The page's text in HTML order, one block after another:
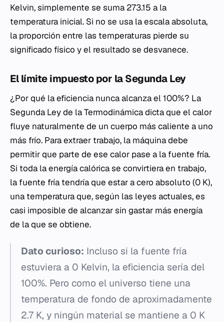
Kelvin, simplemente se suma 273.15 a la
temperatura inicial. Si no se usa la escala absoluta,
la proporción entre las temperaturas pierde su
significado físico y el resultado se desvanece.
El límite impuesto por la Segunda Ley
¿Por qué la eficiencia nunca alcanza el 100%? La
Segunda Ley de la Termodinámica dicta que el calor
fluye naturalmente de un cuerpo más caliente a uno
más frío. Para extraer trabajo, la máquina debe
permitir que parte de ese calor pase a la fuente fría.
Si toda la energía calórica se convirtiera en trabajo,
la fuente fría tendría que estar a cero absoluto (0 K),
una temperatura que, según las leyes actuales, es
casi imposible de alcanzar sin gastar más energía
de la que se obtiene.
Dato curioso: Incluso si la fuente fría
estuviera a 0 Kelvin, la eficiencia sería del
100%. Pero como el universo tiene una
temperatura de fondo de aproximadamente
2.7 K, y ningún material se mantiene a 0 K